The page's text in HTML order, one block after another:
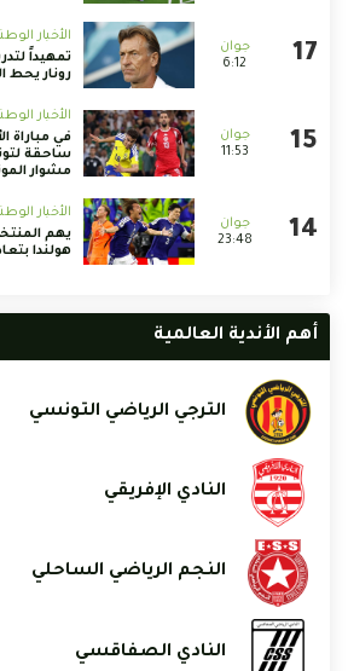
6:12
الأخبار
تمهيداً
رونار يحط
11:53
الأخبار
في مباراة
ساحقة
مشوار
23:48
الأخبار
يهم
هولندا
أهم الأندية العالمية
الترجي الرياضي التونسي
النادي الإفريقي
النجم الرياضي الساحلي
النادي الصفاقسي